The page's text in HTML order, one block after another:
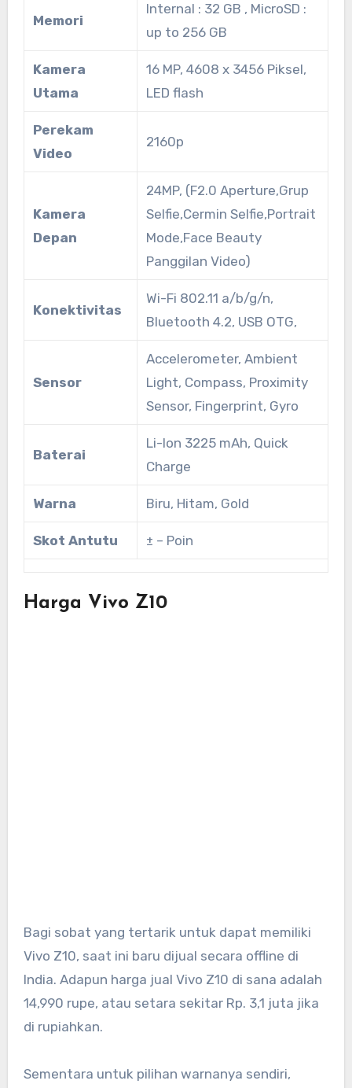
Memori
Internal : 32 GB , MicroSD :
up to 256 GB
Kamera
Utama
16 MP, 4608 x 3456 Piksel,
LED flash
Perekam
Video
2160p
Kamera
Depan
24MP, (F2.0 Aperture,Grup
Selfie,Cermin Selfie,Portrait
Mode,Face Beauty
Panggilan Video)
Konektivitas
Wi-Fi 802.11 a/b/g/n,
Bluetooth 4.2, USB OTG,
Sensor
Accelerometer, Ambient
Light, Compass, Proximity
Sensor, Fingerprint, Gyro
Baterai
Li-Ion 3225 mAh, Quick
Charge
Warna Biru, Hitam, Gold
Skot Antutu ± – Poin
Harga Vivo Z10
Bagi sobat yang tertarik untuk dapat memiliki
Vivo Z10, saat ini baru dijual secara offline di
India. Adapun harga jual Vivo Z10 di sana adalah
14,990 rupe, atau setara sekitar Rp. 3,1 juta jika
di rupiahkan.
Sementara untuk pilihan warnanya sendiri,